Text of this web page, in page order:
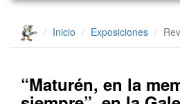
Inicio Exposiciones
“Maturén, en la